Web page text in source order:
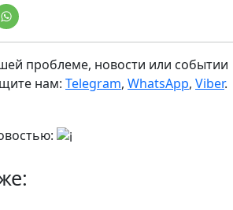
проблеме, новости или событии
нам: Telegram, WhatsApp, Viber.